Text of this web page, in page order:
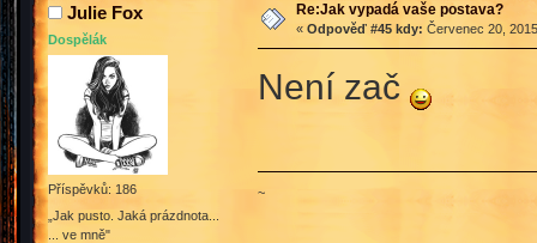
Julie Fox
Dospělák
Příspěvků: 186
„Jak pusto. Jaká prázdnota...
... ve mně"
Re:Jak vypadá vaše postava?
« Odpověď #45 kdy: Červenec 20,
Není zač
~